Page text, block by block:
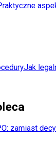
Jak
zamiast